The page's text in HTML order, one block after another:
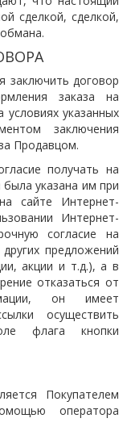
сделкой, сделкой,
заключить договор
заказа на
указанных
заключения
Продавцом.
получать на
указана им при
сайте Интернет-
Интернет-
согласие на
предложений
акции и т.д.), а в
отказаться от
он имеет
осуществить
флага кнопки
Покупателем
оператора